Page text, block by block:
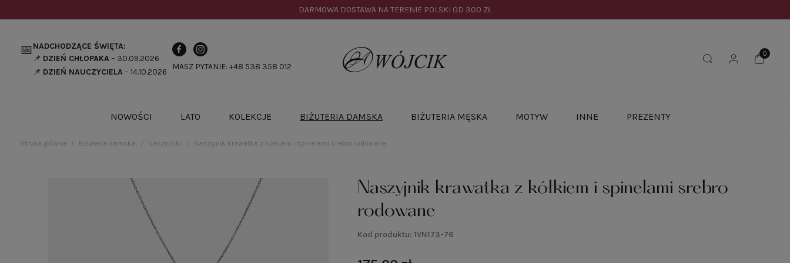
DARMOWA DOSTAWA NA TERENIE POLSKI OD 300 ZŁ
📅NADCHODZĄCE ŚWIĘTA:
📌 DZIEŃ CHŁOPAKA– 30.09.2026
📌 DZIEŃ NAUCZYCIELA– 14.10.2026
MASZ PYTANIE: +48 538 358 012
NOWOŚCI LATO KOLEKCJE BIŻUTERIA DAMSKA BIŻUTERIA MĘSKA MOTYW INNE PREZENTY
Strona główna Biżuteria damska Naszyjniki Naszyjnik krawatka z kółkiem i spinelami srebro rodowane
Naszyjnik krawatka z kółkiem i spinelami srebro
rodowane
Kod produktu: 1VN173-76